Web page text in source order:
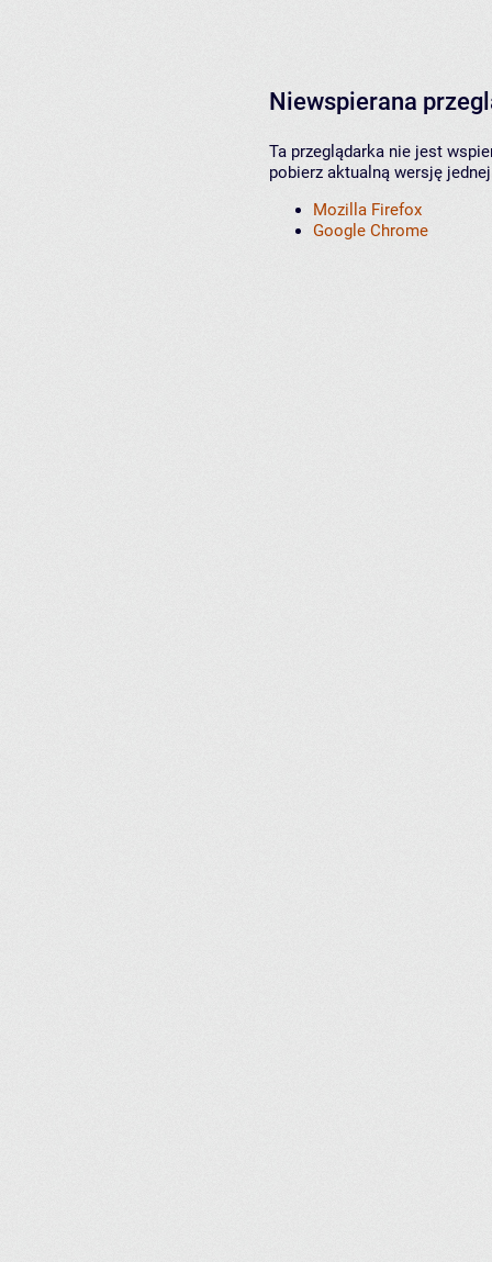
Niewspierana
Ta przeglądarka nie jest
pobierz aktualną wersję
Mozilla Firefox
Google Chrome